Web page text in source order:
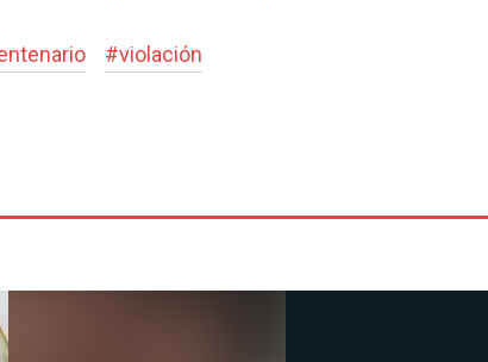
#violación